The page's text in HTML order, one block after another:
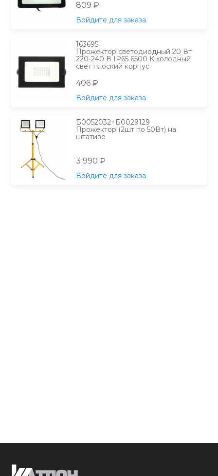
809 ₽
Войдите для заказа
163695
Прожектор светодиодный 20 Вт
220-240 В IP65 6500 К холодный
свет плоский корпус
406 ₽
Войдите для заказа
Б0052032+Б0029129
Прожектор (2шт по 50Вт) на
штативе
3 990 ₽
Войдите для заказа